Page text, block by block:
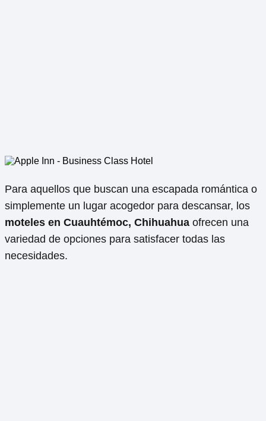
Para aquellos que buscan una escapada romántica o
simplemente un lugar acogedor para descansar, los
moteles en Cuauhtémoc, Chihuahua ofrecen una
variedad de opciones para satisfacer todas las
necesidades.